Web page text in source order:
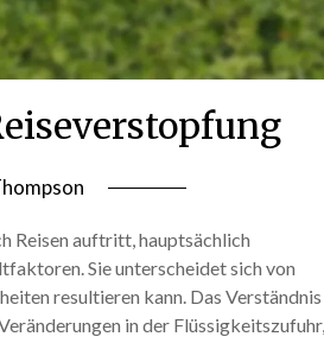
Reisen auftritt, hauptsächlich
Sie unterscheidet sich von
resultieren kann. Das Verständnis
in der Flüssigkeitszufuhr,